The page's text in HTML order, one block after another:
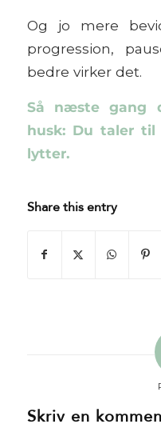
Og jo mere
progression,
bedre virker det.
Så næste gang
husk: Du taler til
lytter.
Share this entry
Skriv en